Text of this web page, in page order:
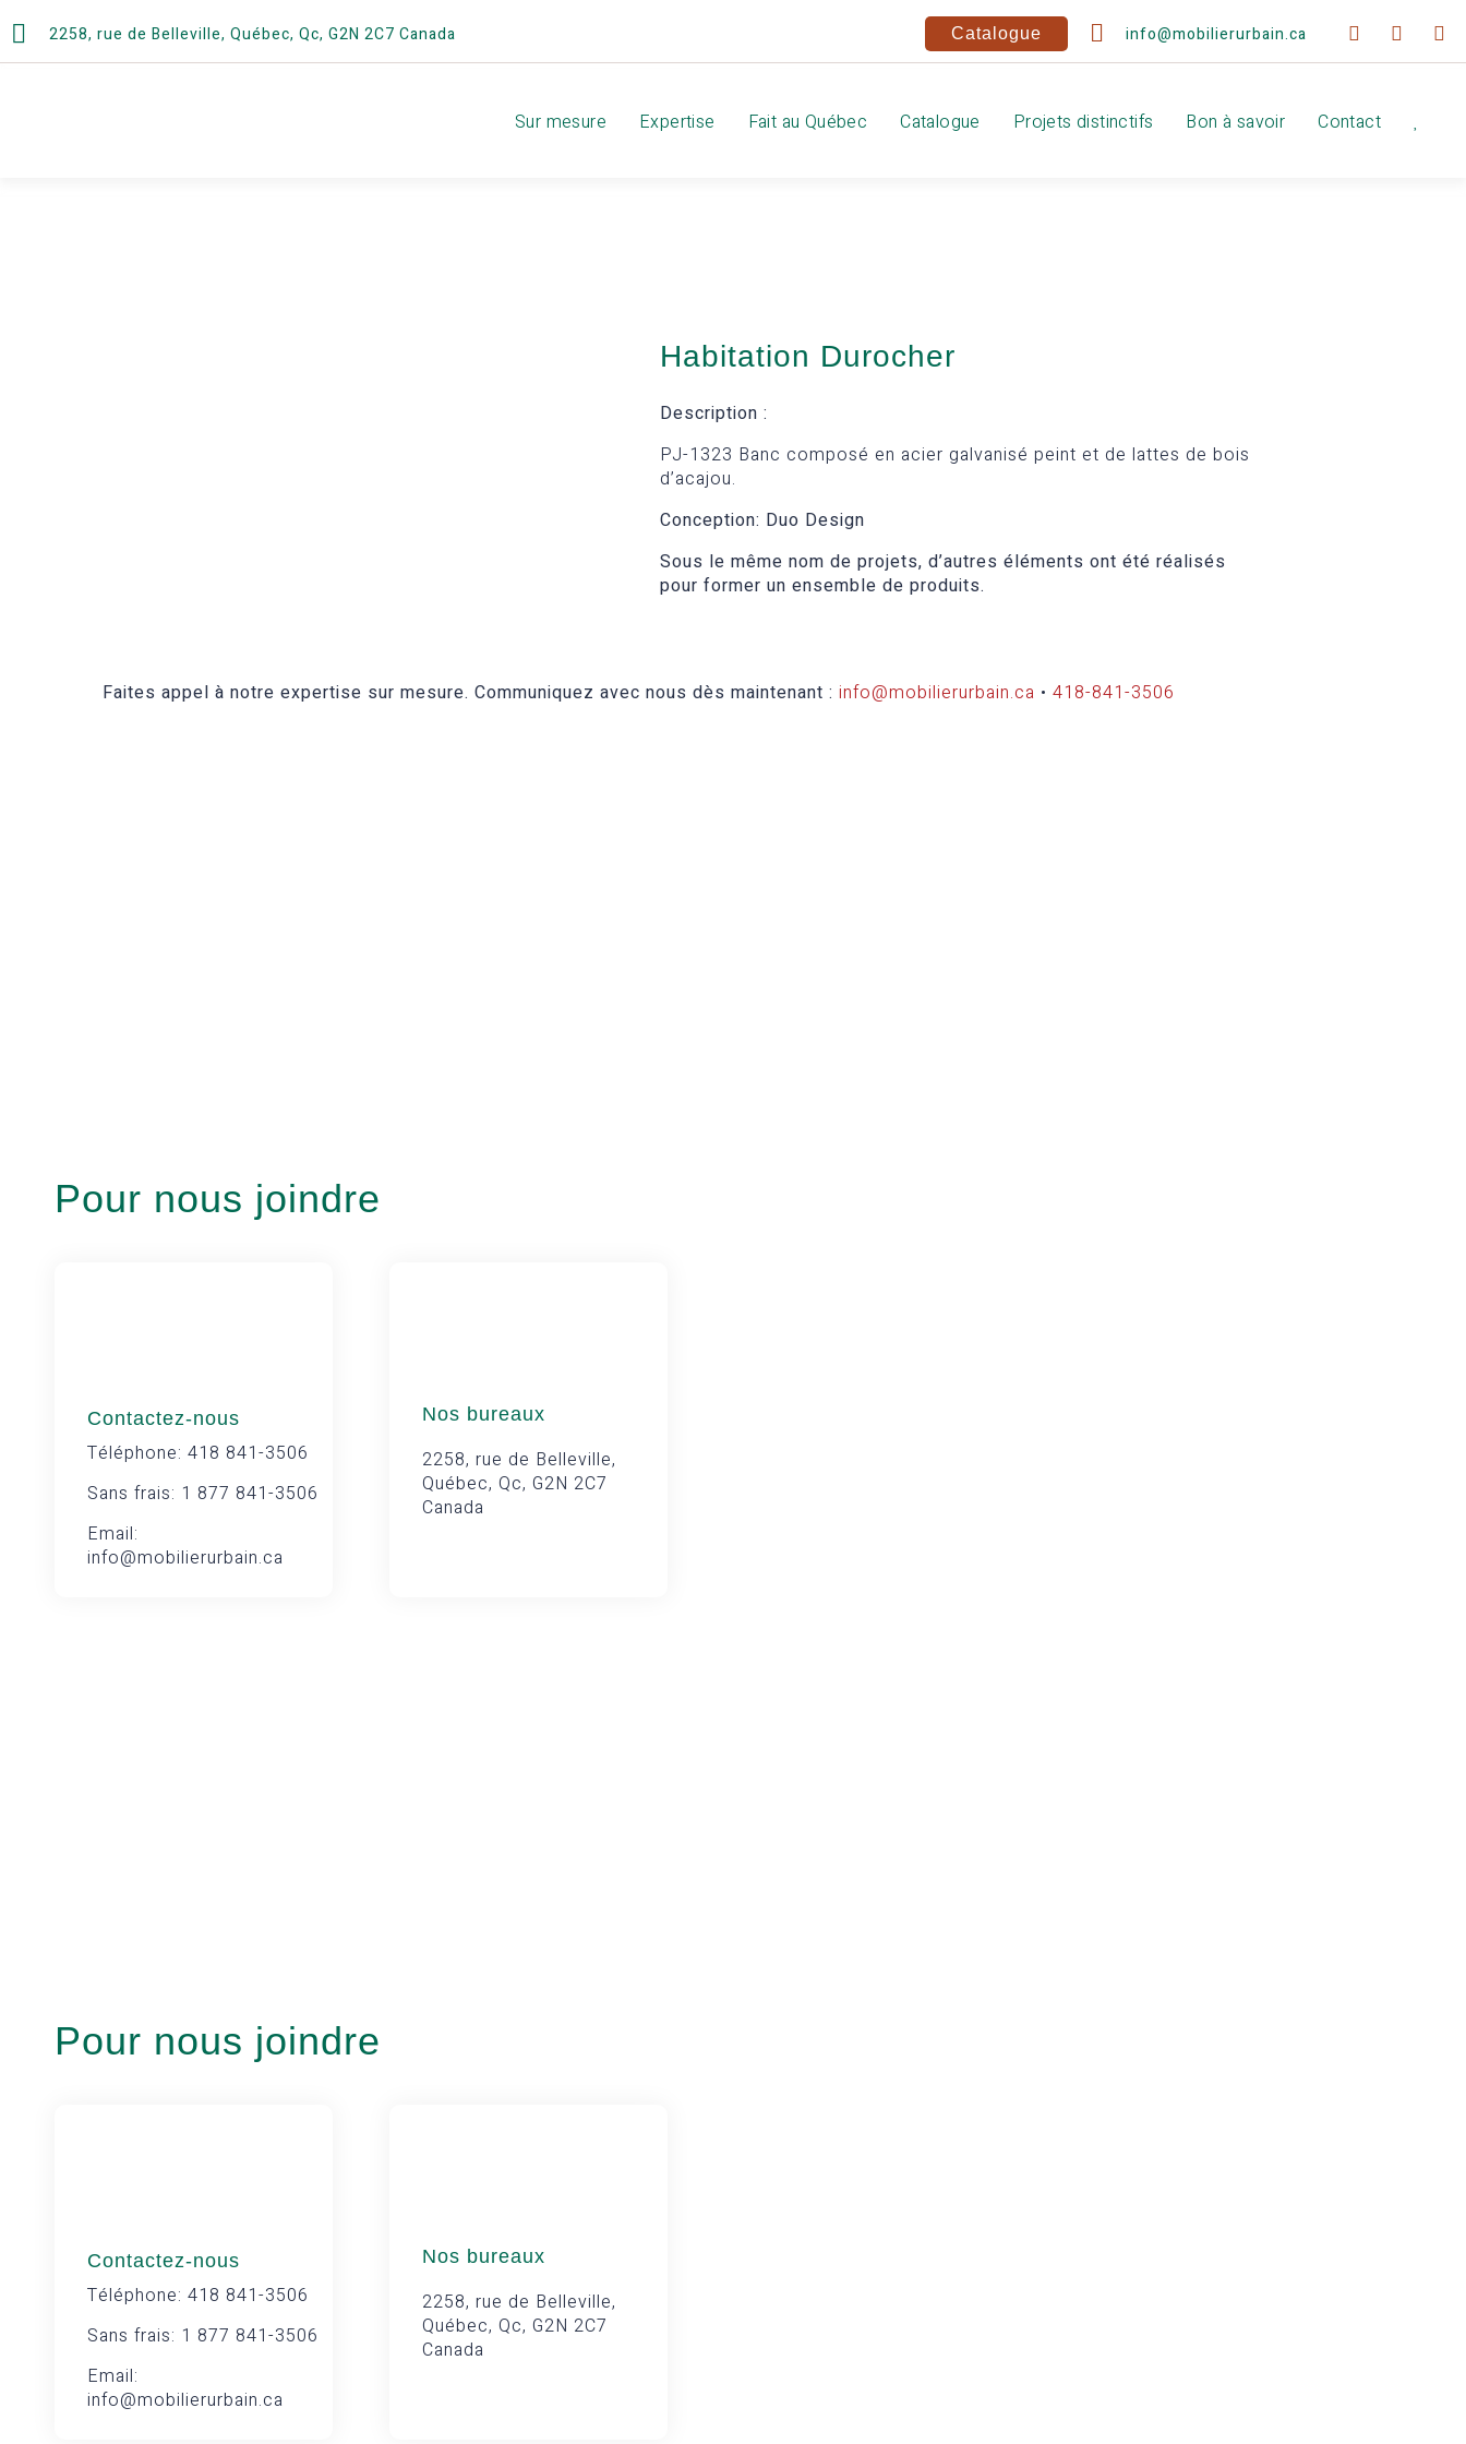
2258, rue de Belleville, Québec, Qc, G2N 2C7 Canada Catalogue info@mobilierurbain.ca
Sur mesure Expertise Fait au Québec Catalogue Projets distinctifs Bon à savoir Contact
Habitation Durocher
Description :
PJ-1323 Banc composé en acier galvanisé peint et de lattes de bois
d’acajou.
Conception: Duo Design
Sous le même nom de projets, d’autres éléments ont été réalisés
pour former un ensemble de produits.
Faites appel à notre expertise sur mesure. Communiquez avec nous dès maintenant : info@mobilierurbain.ca • 418-841-3506
Pour nous joindre
Contactez-nous
Téléphone: 418 841-3506
Sans frais: 1 877 841-3506
Email:
info@mobilierurbain.ca
Nos bureaux
2258, rue de Belleville,
Québec, Qc, G2N 2C7
Canada
Pour nous joindre
Contactez-nous
Téléphone: 418 841-3506
Sans frais: 1 877 841-3506
Email:
info@mobilierurbain.ca
Nos bureaux
2258, rue de Belleville,
Québec, Qc, G2N 2C7
Canada